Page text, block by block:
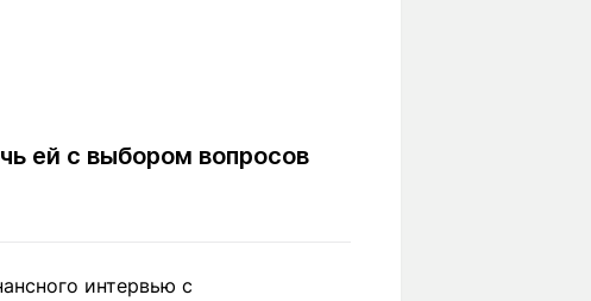
ей с выбором вопросов
интервью с